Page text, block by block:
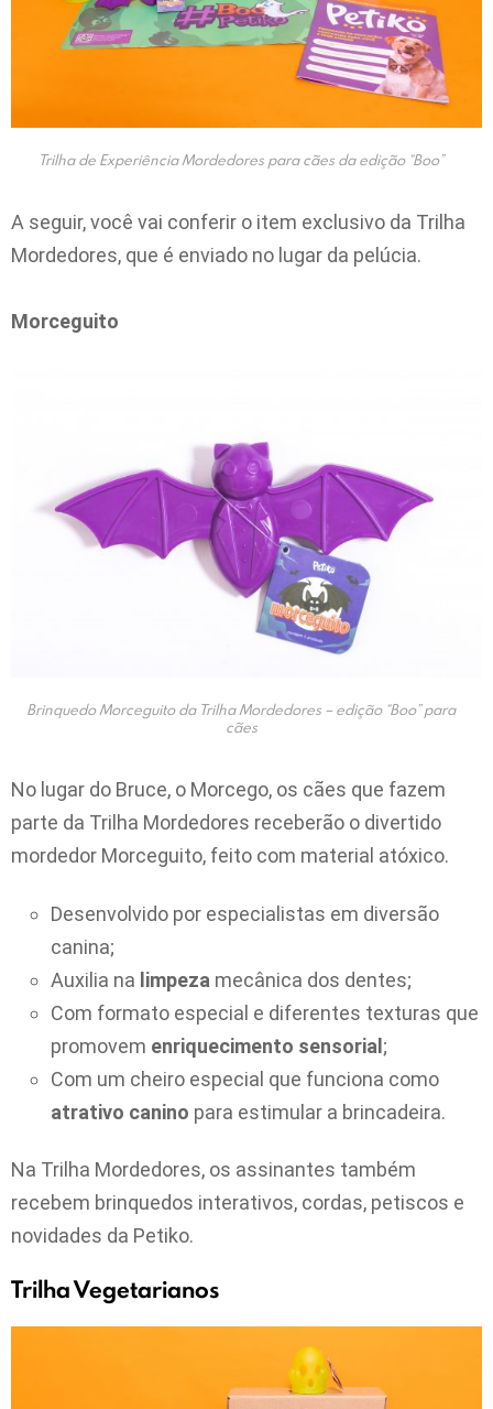
Trilha de Experiência Mordedores para cães da edição “Boo”
A seguir, você vai conferir o item exclusivo da Trilha
Mordedores, que é enviado no lugar da pelúcia.
Morceguito
Brinquedo Morceguito da Trilha Mordedores – edição “Boo” para
cães
No lugar do Bruce, o Morcego, os cães que fazem
parte da Trilha Mordedores receberão o divertido
mordedor Morceguito, feito com material atóxico.
Desenvolvido por especialistas em diversão
canina;
Auxilia na limpeza mecânica dos dentes;
Com formato especial e diferentes texturas que
promovem enriquecimento sensorial;
Com um cheiro especial que funciona como
atrativo canino para estimular a brincadeira.
Na Trilha Mordedores, os assinantes também
recebem brinquedos interativos, cordas, petiscos e
novidades da Petiko.
Trilha Vegetarianos